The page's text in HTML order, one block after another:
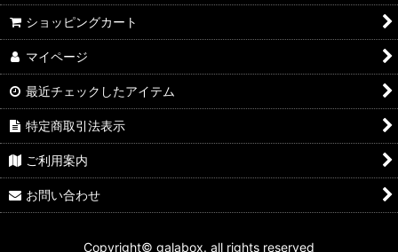
Adam Levy
青山陽一/Yoichi Aoyama
石渡明廣/Akihiro Ishiwatari
イーヨ/eEyo
ショッピングカート
マイページ
最近チェックしたアイテム
特定商取引法表示
ご利用案内
お問い合わせ
Copyright© galabox. all rights reserved